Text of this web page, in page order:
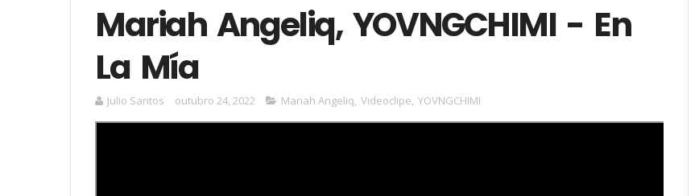
Mariah Angeliq, YOVNGCHIMI - En
La Mía
Julio Santos outubro 24, 2022 Mariah Angeliq, Videoclipe, YOVNGCHIMI